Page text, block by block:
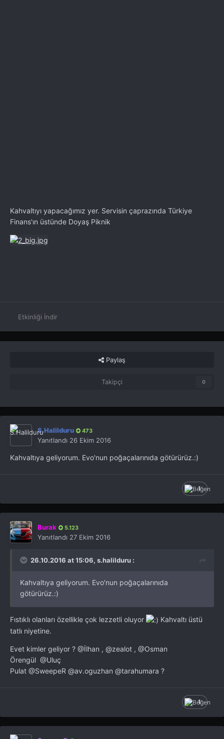
Kahvaltıyı yapacağımız yer. Servisin çaprazında Türkiye
Finans'ın üstünde Doyaş Piknik
Etkinliği İndir
Paylaş
Takipçi 0
S.Halilduru 473
Yanıtlandı 26 Ekim 2016
Kahvaltıya geliyorum. Evo'nun poğaçalarınıda götürürüz.:)
1
Burak 5.123
Yanıtlandı 27 Ekim 2016
26.10.2016 at 15:06, s.halilduru :
Kahvaltıya geliyorum. Evo'nun poğaçalarınıda
götürürüz.:)
Fıstıklı olanları özellikle çok lezzetli oluyor
Kahvaltı üstü
tatlı niyetine.
Evet kimler geliyor ? @İlhan , @zealot , @Osman
Örengül @Uluç
Pulat @SweepeR @av.oguzhan @tarahumara ?
1